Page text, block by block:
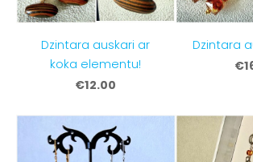
Dzintara auskari ar
koka elementu!
€12.00
Dzintara